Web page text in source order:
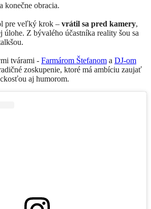
konečne obracia.
pre veľký krok – vrátil sa pred kamery,
úlohe. Z bývalého účastníka reality šou sa
tvárami - Farmárom Štefanom a DJ-om
zoskupenie, ktoré má ambíciu zaujať
aj humorom.